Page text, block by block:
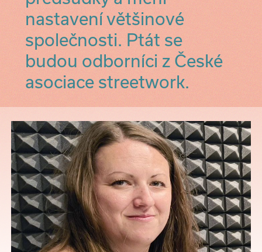
nastavení většinové
společnosti. Ptát se
budou odborníci z České
asociace streetwork.